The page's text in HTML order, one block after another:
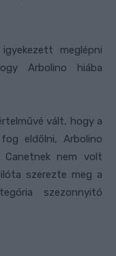
meglépni
Arbolino hiába
vált, hogy a
eldőlni, Arbolino
nem volt
szerezte meg a
szezonnyitó